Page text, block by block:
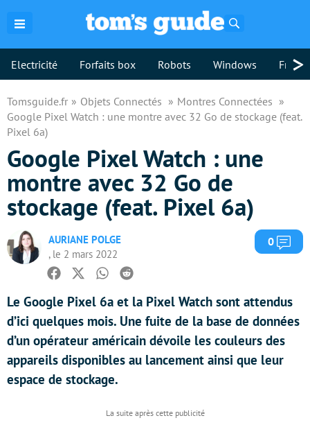
Electricité Forfaits box Robots Windows >
Tomsguide.fr Objets Connectés
Montres Connectées
Google Pixel Watch : une montre avec 32 Go de stockage (feat.
Pixel 6a)
Google Pixel Watch : une
montre avec 32 Go de
stockage (feat. Pixel 6a)
AURIANE POLGE
, le 2 mars 2022
0
Facebook
TwitterWhatsapp
Reddit
Le Google Pixel 6a et la Pixel Watch sont attendus
d’ici quelques mois. Une fuite de la base de données
d’un opérateur américain dévoile les couleurs des
appareils disponibles au lancement ainsi que leur
espace de stockage.